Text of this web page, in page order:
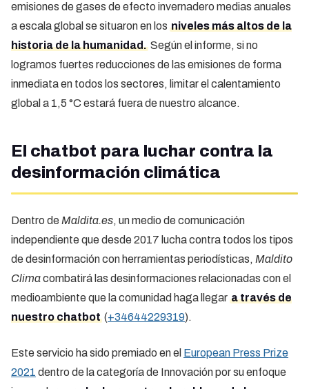
emisiones de gases de efecto invernadero medias anuales
a escala global se situaron en los niveles más altos de la
historia de la humanidad. Según el informe, si no
logramos fuertes reducciones de las emisiones de forma
inmediata en todos los sectores, limitar el calentamiento
global a 1,5 °C estará fuera de nuestro alcance.
El chatbot para luchar contra la
desinformación climática
Dentro de Maldita.es, un medio de comunicación
independiente que desde 2017 lucha contra todos los tipos
de desinformación con herramientas periodísticas, Maldito
Climacombatirá las desinformaciones relacionadas con el
medioambiente que la comunidad haga llegar a través de
nuestro chatbot (+34644229319).
Este servicio ha sido premiado en el European Press Prize
2021 dentro de la categoría de Innovación por su enfoque